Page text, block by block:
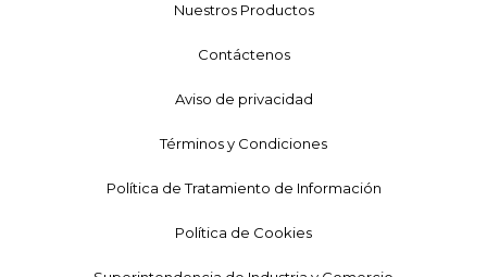
Nuestros Productos
Contáctenos
Aviso de privacidad
Términos y Condiciones
Política de Tratamiento de Información
Política de Cookies